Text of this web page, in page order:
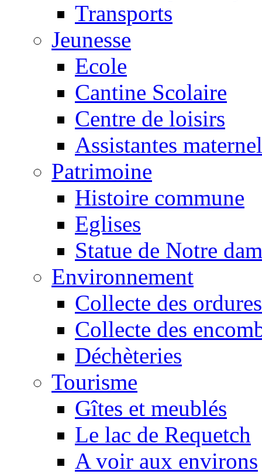
Transports
Jeunesse
Ecole
Cantine Scolaire
Centre de loisirs
Assistantes
Patrimoine
Histoire commune
Eglises
Statue de Notre
Environnement
Collecte des ordures
Collecte des
Déchèteries
Tourisme
Gîtes et meublés
Le lac de Requetch
A voir aux environs